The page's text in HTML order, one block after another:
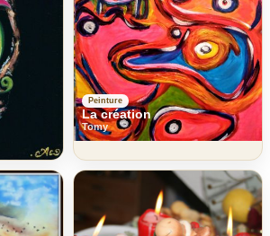
Peinture
La création
Tomy